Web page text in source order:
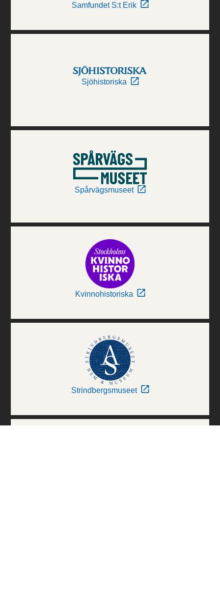
Samfundet S:t Erik
Sjöhistoriska
Spårvägsmuseet
Kvinnohistoriska
Strindbergsmuseet